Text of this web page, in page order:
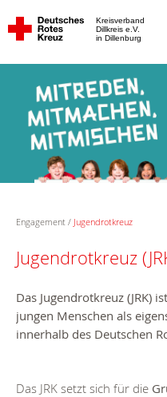
Kreisverband
Dillkreis e.V.
in Dillenburg
Engagement Jugendrotkreuz
Jugendrotkreuz
Das Jugendrotkreuz (JRK)
jungen Menschen als
innerhalb des Deutschen
Das JRK setzt sich für die